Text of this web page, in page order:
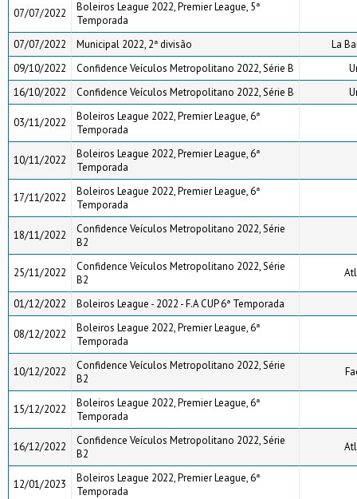
07/07/2022
Boleiros League 2022, Premier League, 5ª
Temporada
07/07/2022
Municipal 2022, 2ª divisão
La
09/10/2022
Confidence Veículos Metropolitano 2022, Série B
16/10/2022
Confidence Veículos Metropolitano 2022, Série B
03/11/2022
Boleiros League 2022, Premier League, 6ª
Temporada
10/11/2022
Boleiros League 2022, Premier League, 6ª
Temporada
17/11/2022
Boleiros League 2022, Premier League, 6ª
Temporada
18/11/2022
Confidence Veículos Metropolitano 2022, Série
B2
25/11/2022
Confidence Veículos Metropolitano 2022, Série
B2
01/12/2022 Boleiros League - 2022 - F.A CUP 6ª Temporada
08/12/2022
Boleiros League 2022, Premier League, 6ª
Temporada
10/12/2022
Confidence Veículos Metropolitano 2022, Série
B2
15/12/2022
Boleiros League 2022, Premier League, 6ª
Temporada
16/12/2022
Confidence Veículos Metropolitano 2022, Série
B2
12/01/2023
Boleiros League 2022, Premier League, 6ª
Temporada